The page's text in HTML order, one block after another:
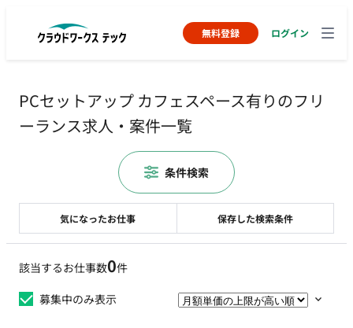
無料登録 ログイン
PCセットアップ カフェスペース有りのフリ
ーランス求人・案件一覧
該当するお仕事数0件
募集中のみ表示
気になったお仕事 保存した検索条件
条件検索